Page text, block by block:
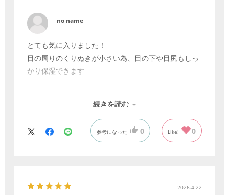
no name
とても気に入りました！
目の周りのくりぬきが小さい為、目の下や目尻もしっ
かり保湿できます
対策の保湿もしっかりできます。
吸収がスムーズなため、短い時間でしっかり保湿でき
ている上、さっぱりしているのでメイクもしやすいで
続きを読む
参考になった 0 Like! 0
2026.4.22